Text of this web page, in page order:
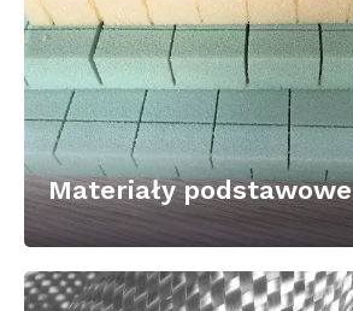
Materiały podstawowe